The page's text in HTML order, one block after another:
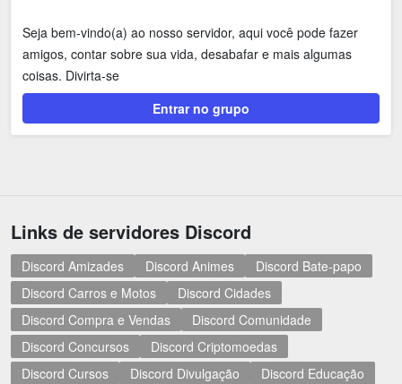
Seja bem-vindo(a) ao nosso servidor, aqui você pode fazer
amigos, contar sobre sua vida, desabafar e mais algumas
coisas. Divirta-se
Entrar no grupo
Links de servidores Discord
Discord Amizades Discord Animes
Discord Bate-papo
Discord Carros e Motos
Discord Cidades
Discord Compra e Vendas
Discord Comunidade
Discord Concursos
Discord Criptomoedas
Discord Cursos
Discord Divulgação
Discord Educação